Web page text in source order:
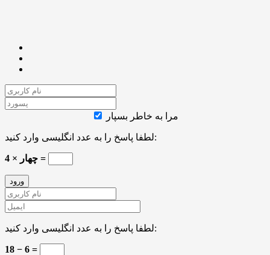
مرا به خاطر بسپار
لطفا پاسخ را به عدد انگلیسی وارد کنید:
چهار × 4 =
لطفا پاسخ را به عدد انگلیسی وارد کنید:
18 − 6 =